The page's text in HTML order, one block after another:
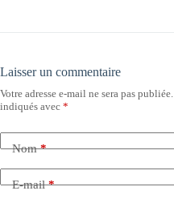
Laisser un commentaire
Votre adresse e-mail ne sera pas publiée.
indiqués avec *
Nom*
E-mail*